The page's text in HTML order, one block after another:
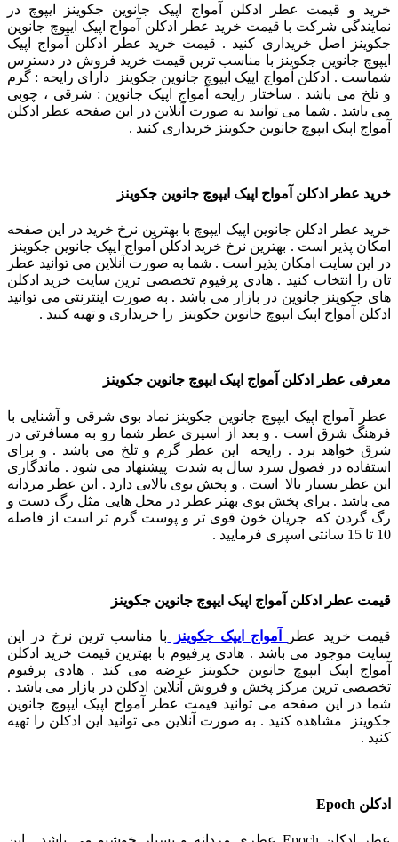
خرید و قیمت عطر ادکلن آمواج اپیک جانوین جکوینز ایپوچ در
نمایندگی شرکت با قیمت خرید عطر ادکلن آمواج اپیک ایپوچ جانوین
جکوینز اصل خریداری کنید . قیمت خرید عطر ادکلن آمواج اپیک
ایپوچ جانوین جکوینز با مناسب ترین قیمت خرید فروش در دسترس
شماست . ادکلن آمواج اپیک ایپوچ جانوین جکوینز دارای رایحه : گرم
و تلخ می باشد . ساختار رایحه آمواج اپیک جانوین : شرقی ، چوبی
می باشد . شما می توانید به صورت آنلاین در این صفحه عطر ادکلن
آمواج اپیک ایپوچ جانوین جکوینز خریداری کنید .
خرید عطر ادکلن آمواج اپیک ایپوچ جانوین جکوینز
خرید عطر ادکلن جانوین اپیک ایپوچ با بهترین نرخ خرید در این صفحه
امکان پذیر است . بهترین نرخ خرید ادکلن آمواج ایپک جانوین جکوینز
در این سایت امکان پذیر است . شما به صورت آنلاین می توانید عطر
تان را انتخاب کنید . هادی پرفیوم تخصصی ترین سایت خرید ادکلن
های جکوینز جانوین در بازار می باشد . به صورت اینترنتی می توانید
ادکلن آمواج اپیک ایپوچ جانوین جکوینز را خریداری و تهیه کنید .
معرفی عطر ادکلن آمواج اپیک ایپوچ جانوین جکوینز
عطر آمواج اپیک ایپوچ جانوین جکوینز نماد بوی شرقی و آشنایی با
فرهنگ شرق است . و بعد از اسپری عطر شما رو به مسافرتی در
شرق خواهد برد . رایحه این عطر گرم و تلخ می باشد . و برای
استفاده در فصول سرد سال به شدت پیشنهاد می ‌شود . ماندگاری
این عطر بسیار بالا است . و پخش بوی بالایی دارد . این عطر مردانه
می باشد . برای پخش بوی بهتر عطر در محل هایی مثل رگ دست و
رگ گردن که جریان خون قوی تر و پوست گرم تر است از فاصله
10 تا 15 سانتی اسپری فرمایید .
قیمت عطر ادکلن آمواج اپیک ایپوچ جانوین جکوینز
قیمت خرید عطر آمواج ایپک جکوینز با مناسب ترین نرخ در این
سایت موجود می باشد . هادی پرفیوم با بهترین قیمت خرید ادکلن
آمواج اپیک ایپوچ جانوین جکوینز عرضه می کند . هادی پرفیوم
تخصصی ترین مرکز پخش و فروش آنلاین ادکلن در بازار می باشد .
شما در این صفحه می توانید قیمت عطر آمواج اپیک ایپوچ جانوین
جکوینز مشاهده کنید . به صورت آنلاین می توانید این ادکلن را تهیه
کنید .
ادکلن Epoch